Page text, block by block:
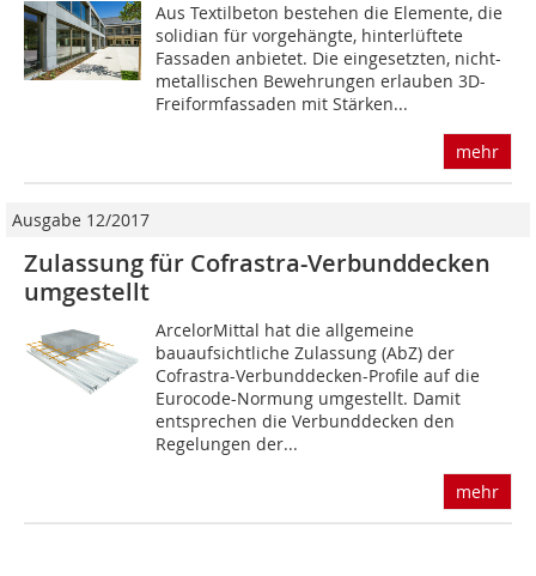
Aus Textilbeton bestehen die Elemente, die
solidian für vorgehängte, hinterlüftete
Fassaden anbietet. Die eingesetzten, nicht-
metallischen Bewehrungen erlauben 3D-
Freiformfassaden mit Stärken...
mehr
Ausgabe 12/2017
Zulassung für Cofrastra-Verbunddecken
umgestellt
ArcelorMittal hat die allgemeine
bauaufsichtliche Zulassung (AbZ) der
Cofrastra-Verbunddecken-Profile auf die
Eurocode-Normung umgestellt. Damit
entsprechen die Verbunddecken den
Regelungen der...
mehr